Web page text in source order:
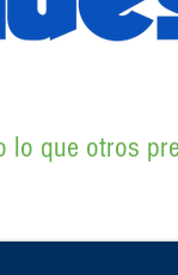
lo que otros